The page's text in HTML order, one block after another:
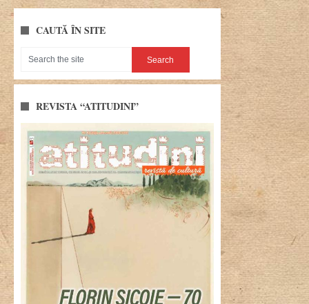
CAUTĂ ÎN SITE
REVISTA “ATITUDINI”